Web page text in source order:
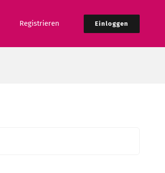
Registrieren Einloggen